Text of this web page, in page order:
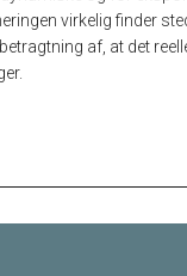
virkelig finder
af, at det